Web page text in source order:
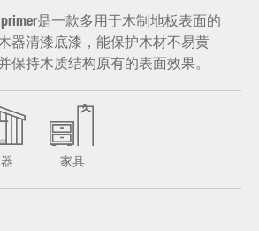
primer是一款多用于木制地板表面的
器清漆底漆，能保护木材不易黄
保持木质结构原有的表面效果。
家具